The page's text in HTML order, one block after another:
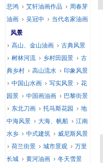
悲鸿
艾轩油画作品
周春芽
油画
吴冠中
当代名家油画
风景
高山、金山油画
古典风景
树林河流
乡村田园景
古
典乡村
高山流水
印象风景
中国山水画
写实风景
花
园景
中国画油画
巴黎街景
东北刀画
托马斯花园
地
中海风景
大海、帆船
江南
水乡
中式建筑
威尼斯风景
荷兰街景
城市景观
万里
长城
黄河油画
冬天雪景